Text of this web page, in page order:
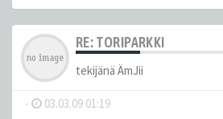
RE: TORIPARKKI
tekijänä ÄmJii
- 03.03.09 01:19